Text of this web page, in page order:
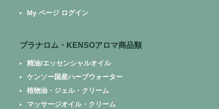
My ページ ログイン
プラナロム・KENSOアロマ商品類
精油/エッセンシャルオイル
ケンソー国産ハーブウォーター
植物油・ジェル・クリーム
マッサージオイル・クリーム